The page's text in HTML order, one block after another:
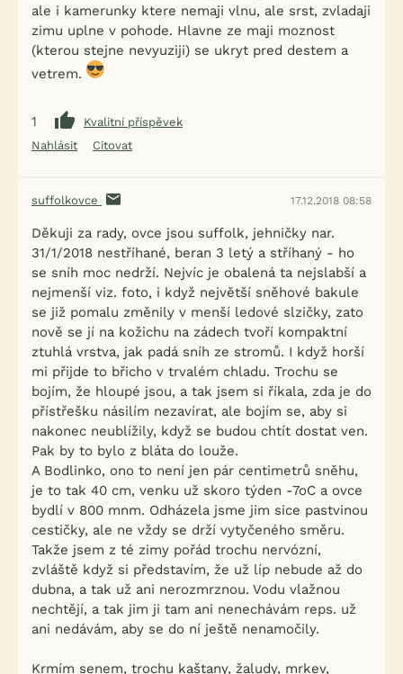
ale i kamerunky ktere nemaji vlnu, ale srst, zvladaji
zimu uplne v pohode. Hlavne ze maji moznost
(kterou stejne nevyuziji) se ukryt pred destem a
vetrem.
1
Kvalitní příspěvek
Nahlásit
Citovat
suffolkovce 17.12.2018 08:58
Děkuji za rady, ovce jsou suffolk, jehničky nar.
31/1/2018 nestříhané, beran 3 letý a stříhaný - ho
se sníh moc nedrží. Nejvíc je obalená ta nejslabší a
nejmenší viz. foto, i když největší sněhové bakule
se již pomalu změnily v menší ledové slzičky, zato
nově se jí na kožichu na zádech tvoří kompaktní
ztuhlá vrstva, jak padá sníh ze stromů. I když horší
mi přijde to břicho v trvalém chladu. Trochu se
bojím, že hloupé jsou, a tak jsem si říkala, zda je do
přístřešku násilím nezavírat, ale bojím se, aby si
nakonec neublížily, když se budou chtít dostat ven.
Pak by to bylo z bláta do louže.
A Bodlinko, ono to není jen pár centimetrů sněhu,
je to tak 40 cm, venku už skoro týden -7oC a ovce
bydlí v 800 mnm. Odházela jsme jim sice pastvinou
cestičky, ale ne vždy se drží vytyčeného směru.
Takže jsem z té zimy pořád trochu nervózní,
zvláště když si představím, že už líp nebude až do
dubna, a tak už ani nerozmrznou. Vodu vlažnou
nechtějí, a tak jim ji tam ani nenechávám reps. už
ani nedávám, aby se do ní ještě nenamočily.
Krmím senem, trochu kaštany, žaludy, mrkev,